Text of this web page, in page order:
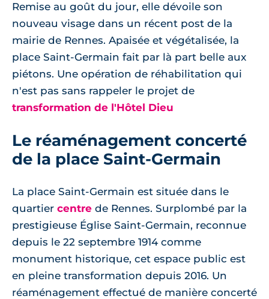
Remise au goût du jour, elle dévoile son
nouveau visage dans un récent post de la
mairie de Rennes. Apaisée et végétalisée, la
place Saint-Germain fait par là part belle aux
piétons. Une opération de réhabilitation qui
n'est pas sans rappeler le projet de
transformation de l'Hôtel Dieu
Le réaménagement concerté
de la place Saint-Germain
La place Saint-Germain est située dans le
quartier centre de Rennes. Surplombé par la
prestigieuse Église Saint-Germain, reconnue
depuis le 22 septembre 1914 comme
monument historique, cet espace public est
en pleine transformation depuis 2016. Un
réaménagement effectué de manière concerté